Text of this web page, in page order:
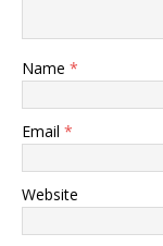
Name *
Email *
Website